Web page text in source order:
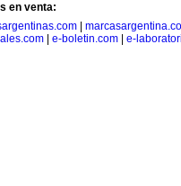
en venta:
| e-boletin.com| e-